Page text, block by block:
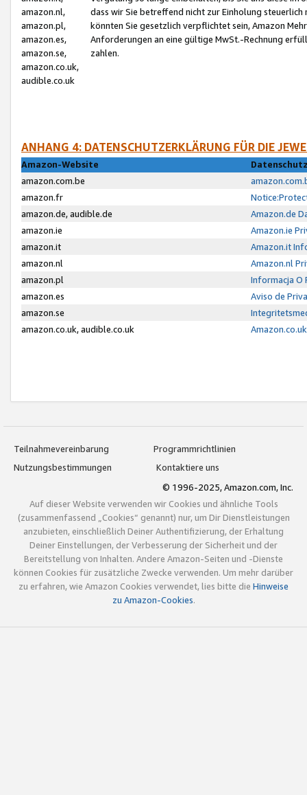
amazon.nl,
amazon.pl,
amazon.es,
amazon.se,
amazon.co.uk,
audible.co.uk
dass wir Sie betreffend nicht zur Einholung
könnten Sie gesetzlich verpflichtet sein, Amazon
Anforderungen an eine gültige MwSt.-Rechnung
zahlen.
ANHANG 4: DATENSCHUTZERKLÄRUNG FÜR DIE
Amazon-Website
amazon.com.be
amazon.fr
amazon.de, audible.de
Amazon.de
amazon.ie
Amazon.ie
amazon.it
Amazon.it
amazon.nl
Amazon.nl
amazon.pl
Informacja O
amazon.es
Aviso de
amazon.se
amazon.co.uk, audible.co.uk
Teilnahmevereinbarung
Programmrichtlinien
Nutzungsbestimmungen
Kontaktiere uns
© 1996-2025, Amazon.com, Inc.
Auf dieser Website verwenden wir Cookies und ähnliche Tools
(zusammenfassend „Cookies“ genannt) nur, um Dir Dienstleistungen
anzubieten, einschließlich Deiner Authentifizierung, der Erhaltung
Deiner Einstellungen, der Verbesserung der Sicherheit und der
Bereitstellung von Inhalten. Andere Amazon-Seiten und -Dienste
können Cookies für zusätzliche Zwecke verwenden. Um mehr darüber
zu erfahren, wie Amazon Cookies verwendet, lies bitte die Hinweise
zu Amazon-Cookies.